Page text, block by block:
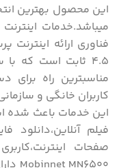
این محصول بهترین
فناوری ارائه
مناسبترین راه برای
کاربران خانگی و
این خدمات باعث شده
فیلم آنلاین،دانلود
صفحات